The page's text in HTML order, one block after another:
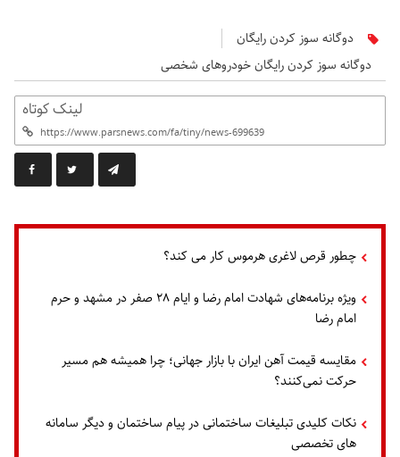
دوگانه‌ سوز کردن رایگان
دوگانه‌ سوز کردن رایگان خودروهای شخصی
لینک کوتاه
چطور قرص لاغری هرموس کار می کند؟
ویژه برنامه‌های شهادت امام رضا و ایام ۲۸ صفر در مشهد و حرم
امام رضا
مقایسه قیمت آهن ایران با بازار جهانی؛ چرا همیشه هم مسیر
حرکت نمی‌کنند؟
نکات کلیدی تبلیغات ساختمانی در پیام ساختمان و دیگر سامانه
های تخصصی